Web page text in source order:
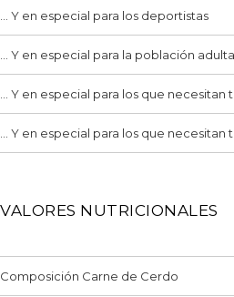
... Y en especial para los deportistas
... Y en especial para la población adulta
... Y en especial para los que necesitan
... Y en especial para los que
VALORES NUTRICIONALES
Composición Carne de Cerdo